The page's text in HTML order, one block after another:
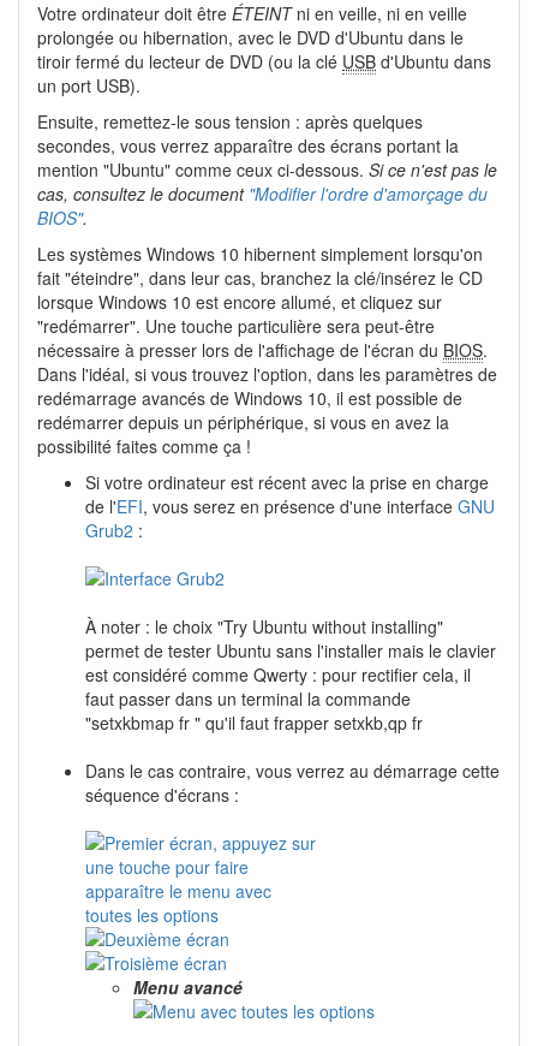
Votre ordinateur doit être ÉTEINTni en veille, ni en veille
prolongée ou hibernation, avec le DVD d'Ubuntu dans le
tiroir fermé du lecteur de DVD (ou la clé USB d'Ubuntu dans
un port USB).
Ensuite, remettez-le sous tension : après quelques
secondes, vous verrez apparaître des écrans portant la
mention "Ubuntu" comme ceux ci-dessous. Si ce n'est pas le
cas, consultez le document "Modifier l'ordre d'amorçage du
BIOS".
Les systèmes Windows 10 hibernent simplement lorsqu'on
fait "éteindre", dans leur cas, branchez la clé/insérez le CD
lorsque Windows 10 est encore allumé, et cliquez sur
"redémarrer". Une touche particulière sera peut-être
nécessaire à presser lors de l'affichage de l'écran du BIOS.
Dans l'idéal, si vous trouvez l'option, dans les paramètres de
redémarrage avancés de Windows 10, il est possible de
redémarrer depuis un périphérique, si vous en avez la
possibilité faites comme ça !
Si votre ordinateur est récent avec la prise en charge
de l'EFI, vous serez en présence d'une interface GNU
Grub2 :
À noter : le choix "Try Ubuntu without installing"
permet de tester Ubuntu sans l'installer mais le clavier
est considéré comme Qwerty : pour rectifier cela, il
faut passer dans un terminal la commande
"setxkbmap fr " qu'il faut frapper setxkb,qp fr
Dans le cas contraire, vous verrez au démarrage cette
séquence d'écrans :
Menu avancé